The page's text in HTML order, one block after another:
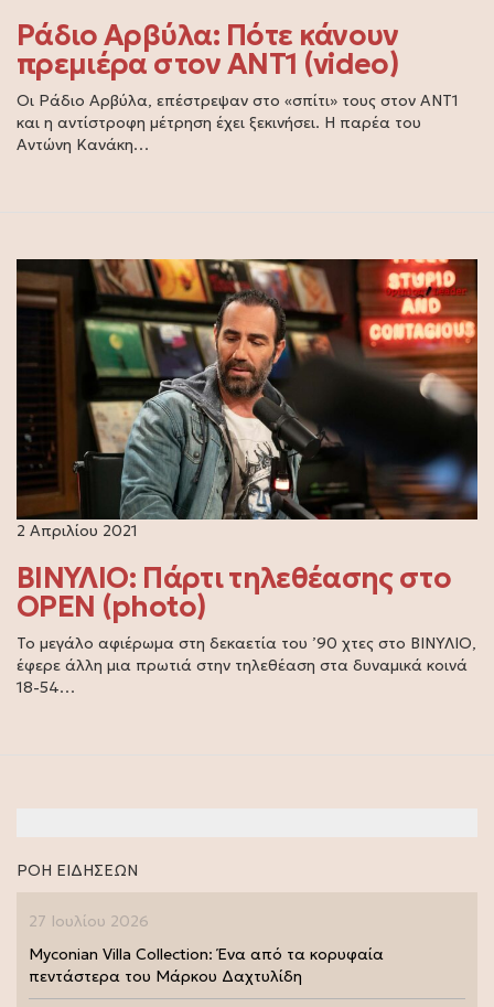
Ράδιο Αρβύλα: Πότε κάνουν
πρεμιέρα στον ΑΝΤ1 (video)
Οι Ράδιο Αρβύλα, επέστρεψαν στο «σπίτι» τους στον ΑΝΤ1
και η αντίστροφη μέτρηση έχει ξεκινήσει. Η παρέα του
Αντώνη Κανάκη…
2 Απριλίου 2021
ΒΙΝΥΛΙΟ: Πάρτι τηλεθέασης στο
OPEN (photo)
Το μεγάλο αφιέρωμα στη δεκαετία του ’90 χτες στο ΒΙΝΥΛΙΟ,
έφερε άλλη μια πρωτιά στην τηλεθέαση στα δυναμικά κοινά
18-54…
ΡΟΗ ΕΙΔΗΣΕΩΝ
27 Ιουλίου 2026
Myconian Villa Collection: Ένα από τα κορυφαία
πεντάστερα του Μάρκου Δαχτυλίδη